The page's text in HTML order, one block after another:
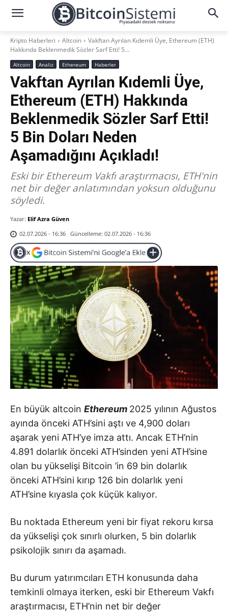
Kripto Haberleri Altcoin
Vakftan Ayrılan Kıdemli Üye, Ethereum (ETH)
Hakkında Beklenmedik Sözler Sarf Etti! 5...
Altcoin Analiz Ethereum Haberler
Vakftan Ayrılan Kıdemli Üye,
Ethereum (ETH) Hakkında
Beklenmedik Sözler Sarf Etti!
5 Bin Doları Neden
Aşamadığını Açıkladı!
Eski bir Ethereum Vakfı araştırmacısı, ETH'nin
net bir değer anlatımından yoksun olduğunu
söyledi.
Yazar: Elif Azra Güven
02.07.2026 - 16:36 Güncelleme: 02.07.2026 - 16:36
En büyük altcoin Ethereum 2025 yılının Ağustos
ayında önceki ATH’sini aştı ve 4,900 doları
aşarak yeni ATH’ye imza attı. Ancak ETH’nin
4.891 dolarlık önceki ATH’sinden yeni ATH’sine
olan bu yükselişi Bitcoin ’in 69 bin dolarlık
önceki ATH’sini kırıp 126 bin dolarlık yeni
ATH’sine kıyasla çok küçük kalıyor.
Bu noktada Ethereum yeni bir fiyat rekoru kırsa
da yükselişi çok sınırlı olurken, 5 bin dolarlık
psikolojik sınırı da aşamadı.
Bu durum yatırımcıları ETH konusunda daha
temkinli olmaya iterken, eski bir Ethereum Vakfı
araştırmacısı, ETH’nin net bir değer